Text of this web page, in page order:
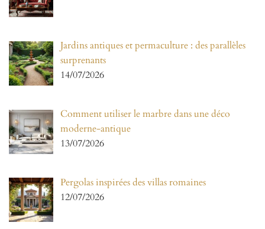
Jardins antiques et permaculture : des parallèles
surprenants
14/07/2026
Comment utiliser le marbre dans une déco
moderne-antique
13/07/2026
Pergolas inspirées des villas romaines
12/07/2026